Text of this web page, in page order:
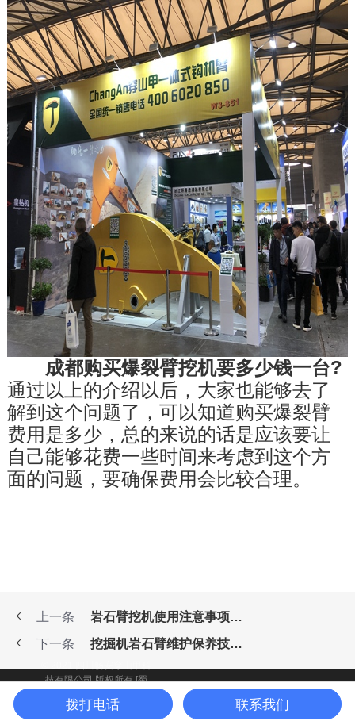
成都购买爆裂臂挖机要多少钱一台?
通过以上的介绍以后，大家也能够去了
解到这个问题了，可以知道购买爆裂臂
费用是多少，总的来说的话是应该要让
自己能够花费一些时间来考虑到这个方
面的问题，要确保费用会比较合理。
上一条
岩石臂挖机使用注意事项有哪些?
下一条
挖掘机岩石臂维护保养技巧：延长设备使用寿命的关键
技有限公司 版权所有[蜀
川公网安备
51019002005273
号
拨打电话 联系我们